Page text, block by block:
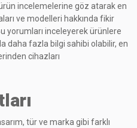
incelemelerine göz atarak en
ve modelleri hakkında fikir
yorumları inceleyerek ürünlere
daha fazla bilgi sahibi olabilir, en
cihazları
tür ve marka gibi farklı